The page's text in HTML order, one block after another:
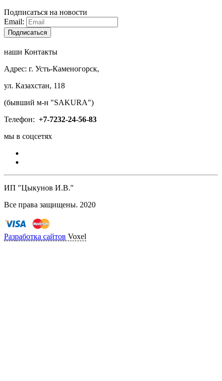
Подписаться на новости
Email:
Подписаться
наши Контакты
Адрес: г. Усть-Каменогорск,
ул. Казахстан, 118
(бывший м-н "SAKURA")
Телефон: +7-7232-24-56-83
мы в соцсетях
ИП "Цыкунов И.В."
Все права защищены. 2020
Разработка сайтов Voxel